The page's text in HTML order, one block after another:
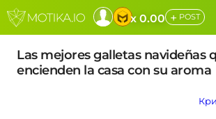
x 0.00 + POST
Las mejores galletas navideñas
encienden la casa con su aroma